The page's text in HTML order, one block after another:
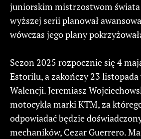
juniorskim mistrzostwom
wyższej serii planował
wówczas jego plany
Sezon 2025 rozpocznie się 4
Estorilu, a zakończy 23
Walencji. Jeremiasz
motocykla marki KTM, za
odpowiadać będzie
mechaników, Cezar Guerrero.